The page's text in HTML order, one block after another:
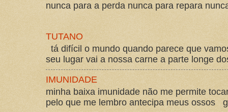
nunca para a perda nunca para repara
TUTANO
tá difícil o mundo quando parece que
seu lugar vai a nossa carne a parte longe
IMUNIDADE
minha baixa imunidade não me permite
pelo que me lembro antecipa meus ossos